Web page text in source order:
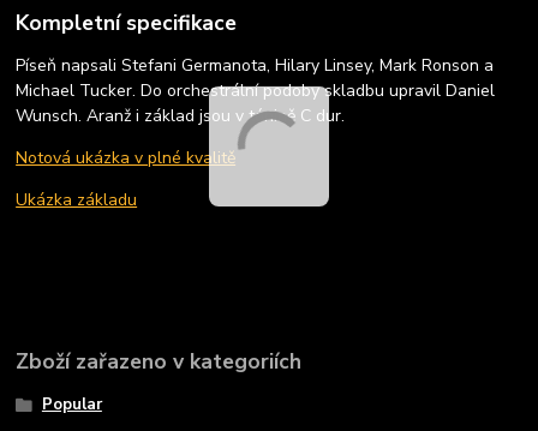
Kompletní specifikace
Píseň napsali Stefani Germanota, Hilary Linsey, Mark Ronson a
Michael Tucker. Do orchestrální podoby skladbu upravil Daniel
Wunsch. Aranž i základ jsou v tónině C dur.
Notová ukázka v plné kvalitě
Ukázka základu
Zboží zařazeno v kategoriích
Popular